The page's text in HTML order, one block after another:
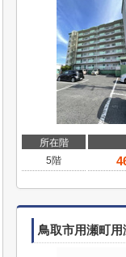
所在階
5階
鳥取市用瀬町用